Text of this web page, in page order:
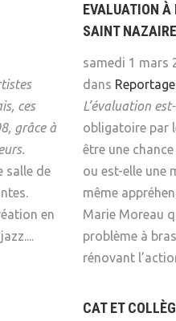
ces
grâce à
salle de
en
EVALUATION
SAINT
samedi 1 mars
dans
L’évaluation
obligatoire par
être une
ou est-elle une
même
Marie Moreau
problème à
rénovant
CAT ET